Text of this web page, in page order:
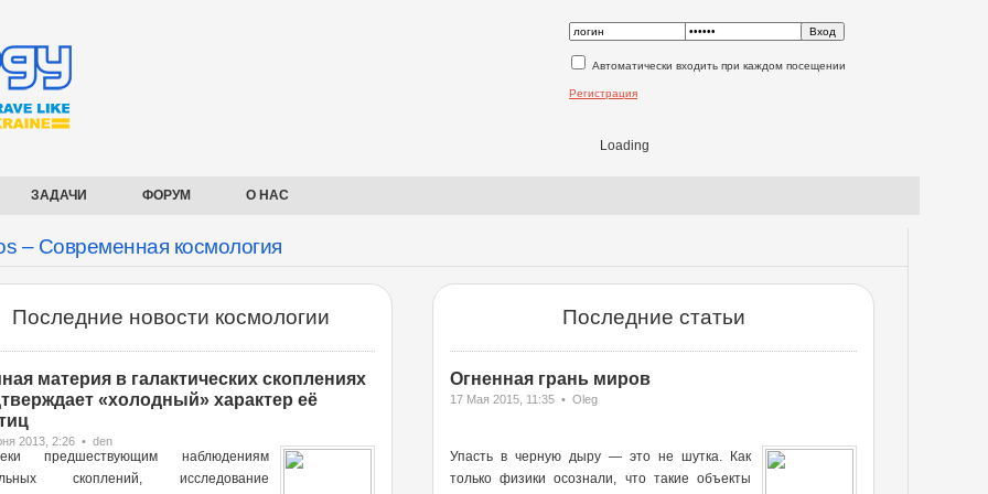
Автоматически входить при каждом посещении
Регистрация
Loading
ЗАДАЧИ ФОРУМ О НАС
– Современная космология
Последние новости космологии
материя в галактических скоплениях
«холодный» характер её
2013, 2:26 • den
предшествующим наблюдениям
скоплений, исследование
Последние статьи
Огненная грань миров
17 Мая 2015, 11:35 • Oleg
Упасть в черную дыру — это не шутка. Как
только физики осознали, что такие объекты